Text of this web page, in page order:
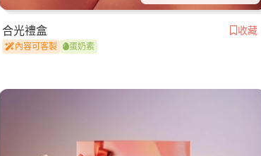
合光禮盒 收藏
內容可客製 蛋奶素